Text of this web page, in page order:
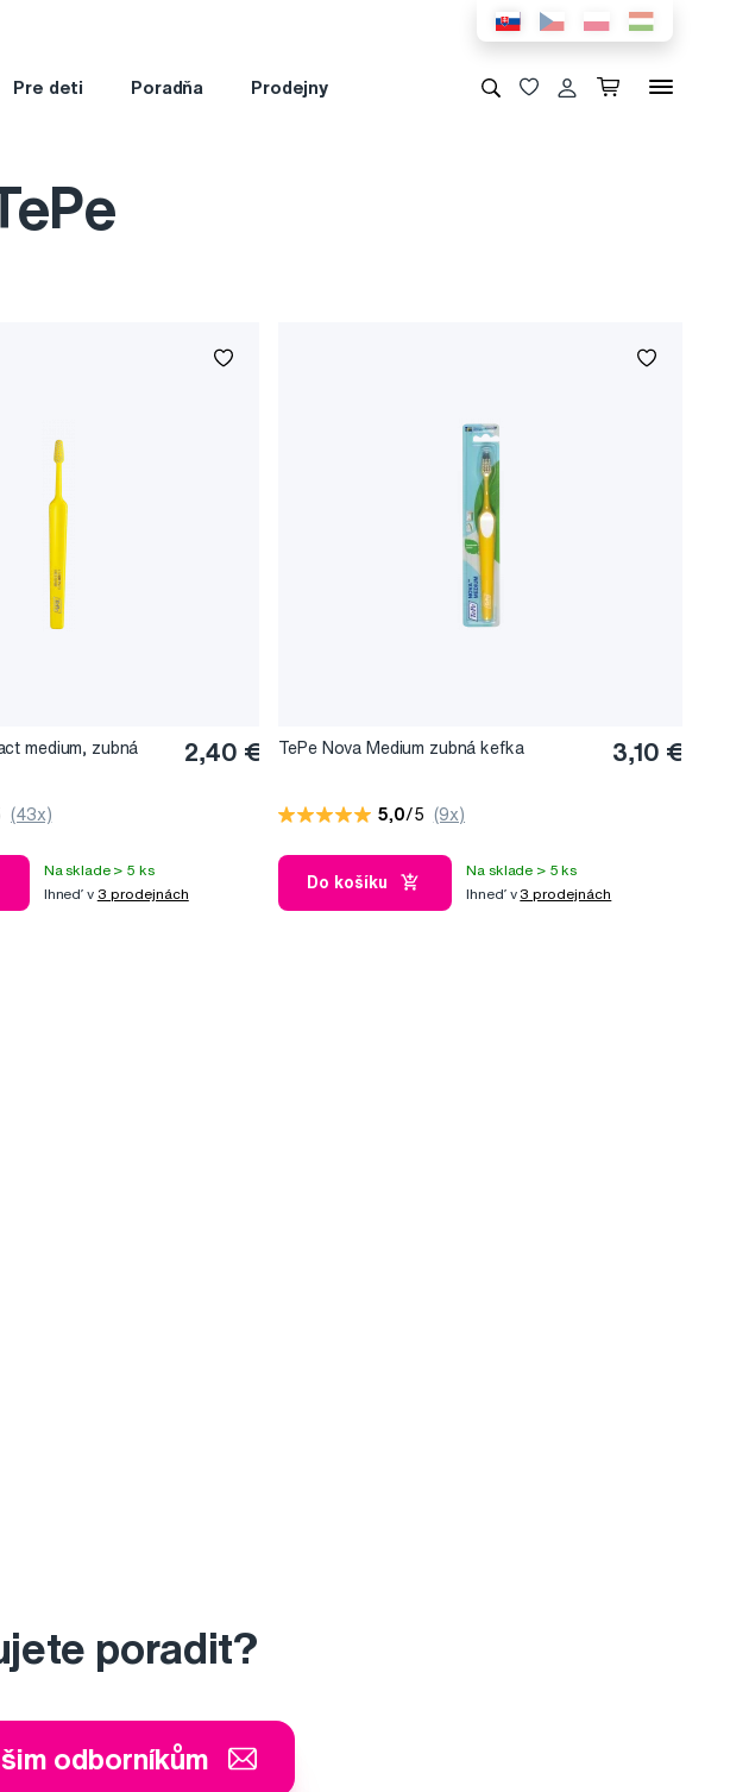
Pre deti Poradňa Prodejny
medium, zubná
2,40 €
(43x)
Na sklade > 5 ks
Ihneď v 3 prodejnách
TePe Nova Medium zubná kefka 3,10 €
5,0/5 (9x)
Do košíku
Na sklade > 5 ks
Ihneď v 3 prodejnách
poradit?
odborníkům